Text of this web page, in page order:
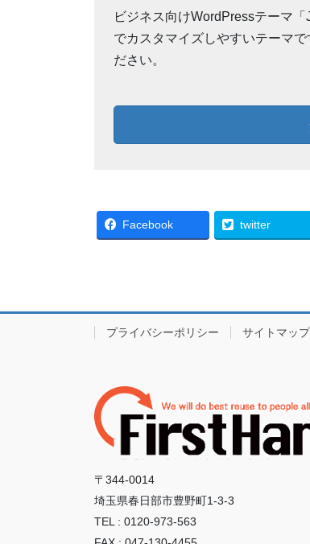
ビジネス向けWordPressテーマ
でカスタマイズしやすいテーマで
ださい。
Facebook twitter
プライバシーポリシー サイトマップ
〒344-0014
埼玉県春日部市豊野町1-3-3
TEL : 0120-973-563